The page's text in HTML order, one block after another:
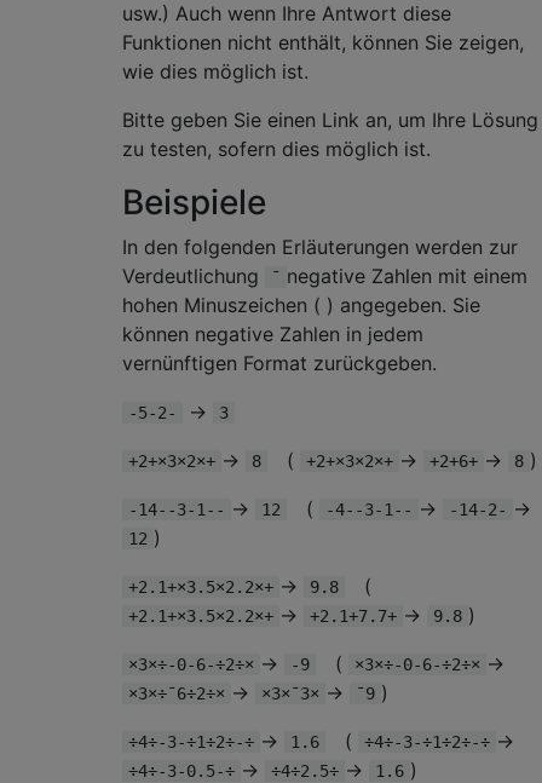
usw.) Auch wenn Ihre Antwort diese
Funktionen nicht enthält, können Sie zeigen,
wie dies möglich ist.
Bitte geben Sie einen Link an, um Ihre Lösung
zu testen, sofern dies möglich ist.
Beispiele
In den folgenden Erläuterungen werden zur
Verdeutlichung
¯ negative Zahlen mit einem
hohen Minuszeichen ( ) angegeben. Sie
können negative Zahlen in jedem
vernünftigen Format zurückgeben.
-5-2- → 3
+2+×3×2×+ → 8 ( +2+×3×2×+ → +2+6+ → 8 )
-14--3-1-- → 12 ( -4--3-1-- → -14-2- →
12 )
+2.1+×3.5×2.2×+ → 9.8 (
+2.1+×3.5×2.2×+ → +2.1+7.7+ → 9.8 )
×3×÷-0-6-÷2÷× → -9 ( ×3×÷-0-6-÷2÷× →
×3×÷¯6÷2÷× → ×3×¯3× → ¯9 )
÷4÷-3-÷1÷2÷-÷ → 1.6 ( ÷4÷-3-÷1÷2÷-÷ →
÷4÷-3-0.5-÷ → ÷4÷2.5÷ → 1.6 )